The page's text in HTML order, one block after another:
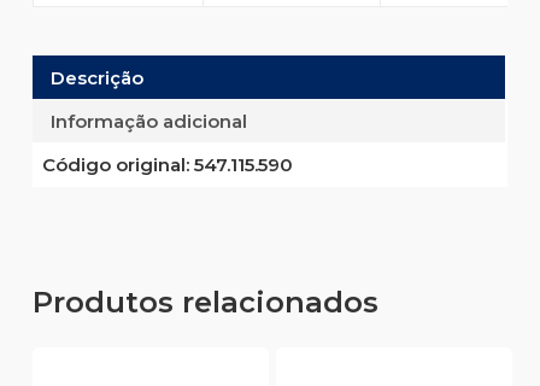
Descrição
Informação adicional
Código original:547.115.590
Produtos relacionados